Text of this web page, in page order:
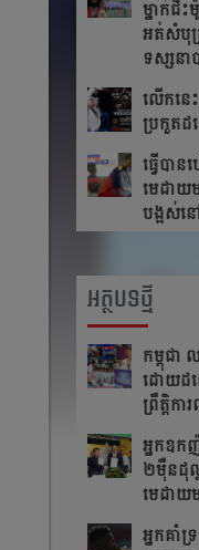
ម្នាក់ជិ
អត់សំបុ
ទស្សនា​
លើក​នេះ​
ប្រកួត​ដ
ធ្វើបា
មេដាយ
បង្អស់នៅ
អត្ថបទថ្មី
កម្ពុជា​
ដោយដណ្
ព្រឹត្ដិកា
អ្នក​ឧក
២​ម៉ឺន​ដុល្
មេដាយ​
អ្នក​គាំ